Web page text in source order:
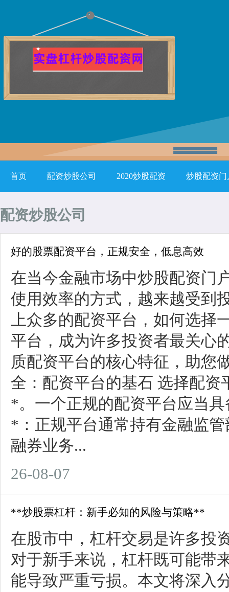
首页 配资炒股公司 2020炒股配资 炒股配资门
配资炒股公司
好的股票配资平台，正规安全，低息高效
在当今金融市场中炒股配资门
使用效率的方式，越来越受到
上众多的配资平台，如何选择
平台，成为许多投资者最关心
质配资平台的核心特征，助您
全：配资平台的基石 选择配
*。一个正规的配资平台应当
*：正规平台通常持有金融监
融券业务...
26-08-07
**炒股票杠杆：新手必知的风险与策略**
在股市中，杠杆交易是许多投
对于新手来说，杠杆既可能带
能导致严重亏损。本文将深入